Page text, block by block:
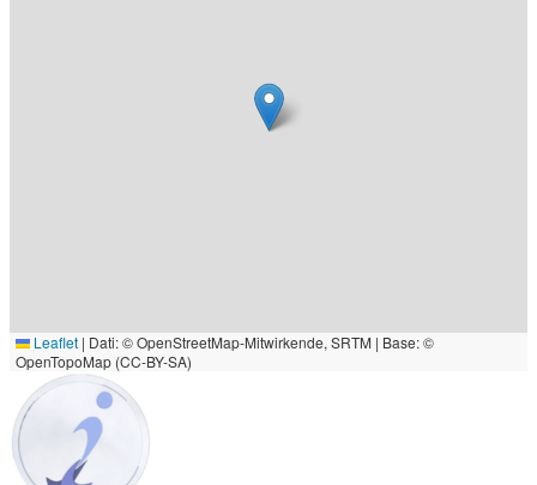
Leaflet | Dati: © OpenStreetMap-Mitwirkende, SRTM | Base: ©
OpenTopoMap (CC-BY-SA)